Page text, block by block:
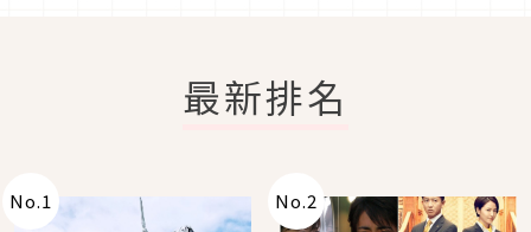
最新排名
No.1 No.2